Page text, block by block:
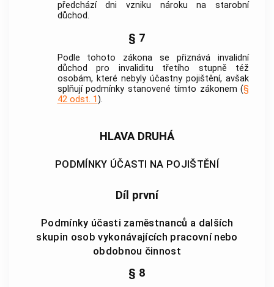
předchází dni vzniku nároku na starobní
důchod.
§ 7
Podle tohoto zákona se přiznává invalidní
důchod pro invaliditu třetího stupně též
osobám, které nebyly účastny pojištění, avšak
splňují podmínky stanovené tímto zákonem (§
42 odst. 1).
HLAVA DRUHÁ
PODMÍNKY ÚČASTI NA POJIŠTĚNÍ
Díl první
Podmínky účasti zaměstnanců a dalších
skupin osob vykonávajících pracovní nebo
obdobnou činnost
§ 8